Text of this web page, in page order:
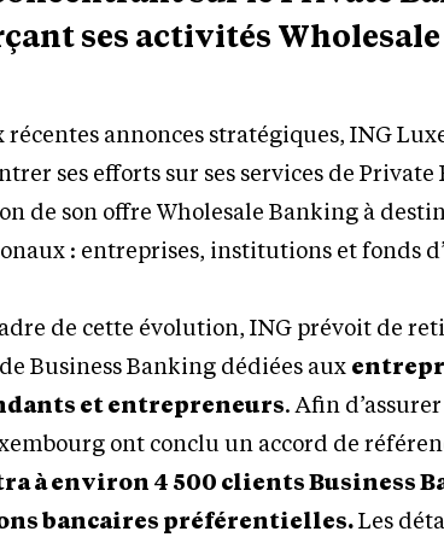
ses activités
récentes annonces stratégiques, ING
ses efforts sur ses services de
de son offre Wholesale Banking à
: entreprises, institutions et fonds
de cette évolution, ING prévoit de
Business Banking dédiées aux
et entrepreneurs. Afin
ont conclu un accord de
à environ 4 500 clients Business
bancaires préférentielles.Les